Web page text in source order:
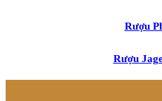
Rượu
Rượu